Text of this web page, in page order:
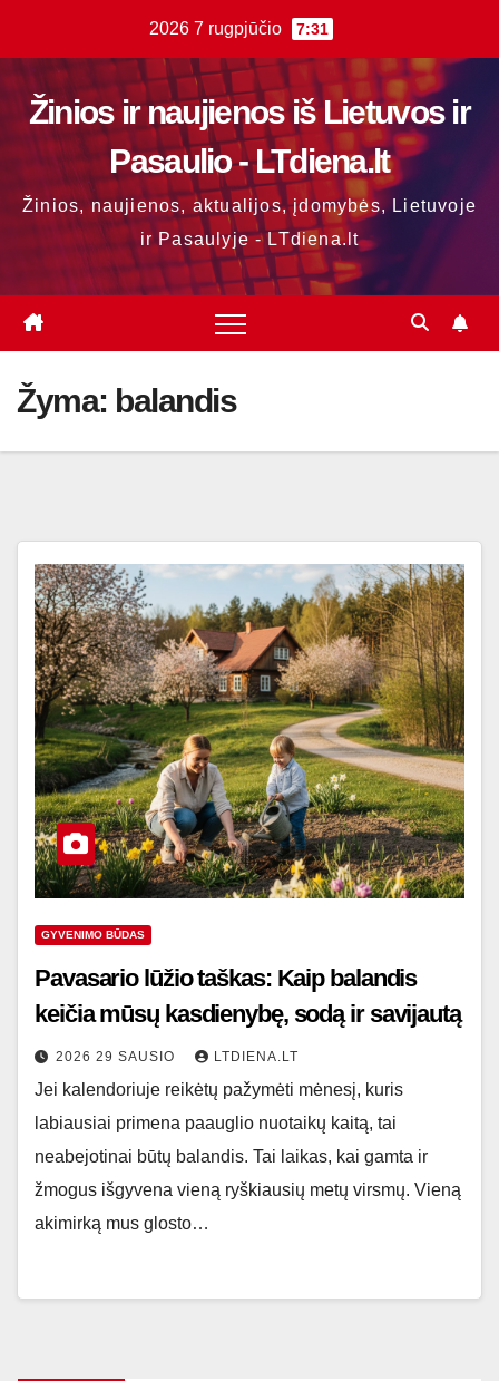
content
2026 7 rugpjūčio 7:31
Žinios ir naujienos iš Lietuvos ir
Pasaulio - LTdiena.lt
Žinios, naujienos, aktualijos, įdomybės, Lietuvoje
ir Pasaulyje - LTdiena.lt
Žyma: balandis
GYVENIMO BŪDAS
Pavasario lūžio taškas: Kaip balandis
keičia mūsų kasdienybę, sodą ir savijautą
2026 29 SAUSIO LTDIENA.LT
Jei kalendoriuje reikėtų pažymėti mėnesį, kuris
labiausiai primena paauglio nuotaikų kaitą, tai
neabejotinai būtų balandis. Tai laikas, kai gamta ir
žmogus išgyvena vieną ryškiausių metų virsmų. Vieną
akimirką mus glosto…